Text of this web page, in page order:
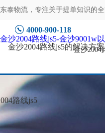
东泰物流，专注关于提单知识的
4000-900-118
金沙2004
金沙2004路线js5-金沙9001w
金沙2004路线js5的解决方案
路线js5